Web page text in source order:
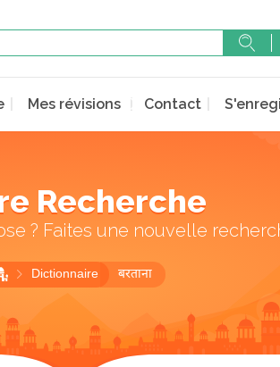
Mes révisions Contact
Recherche
? Faites une nouvelle
Dictionnaire बरताना